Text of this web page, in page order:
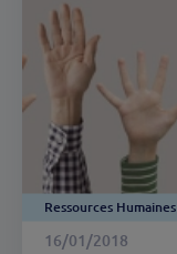
Ressources Humaines
16/01/2018